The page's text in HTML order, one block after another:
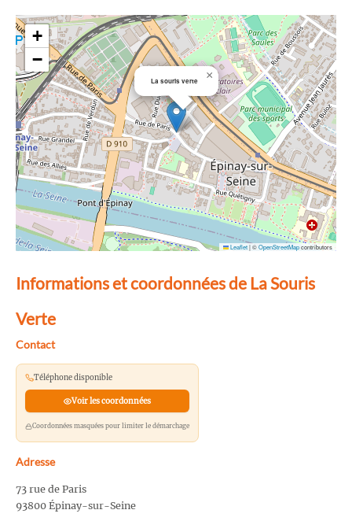
La souris verte ×
+
−
Leaflet|©OpenStreetMapcontributors
Informations et coordonnées de La Souris
Verte
Contact
Téléphone disponible
Voir les coordonnées
Coordonnées masquées pour limiter le démarchage
Adresse
73 rue de Paris
93800 Épinay-sur-Seine